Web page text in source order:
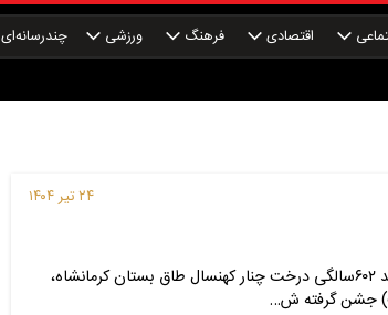
اقتصادی فرهنگ ورزشی چندرسانه‌ای
چرا ماجرای اصفهان به نفع منافع ملی نبود؟
۲۴ تیر ۱۴۰۴
حضور شماری از کرمانشاهیان تولد ۶۰۲سالگی درخت چنار کهنسال طاق‌ بستان کرمانشاه،
جشن گرفته ش…